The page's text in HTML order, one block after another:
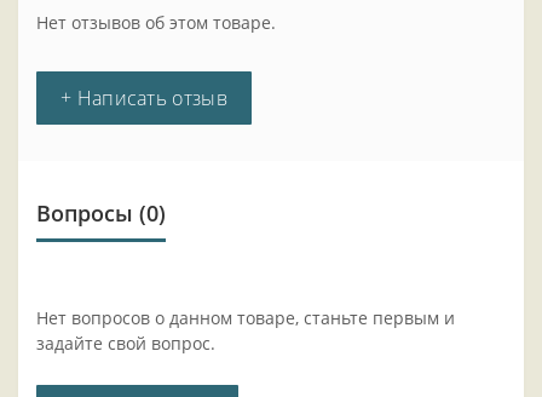
Нет отзывов об этом товаре.
+ Написать отзыв
Вопросы (0)
Нет вопросов о данном товаре, станьте первым и
задайте свой вопрос.